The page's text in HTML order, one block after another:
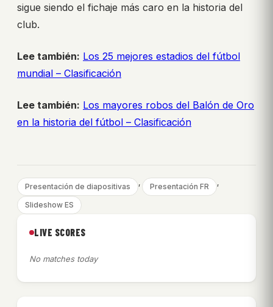
sigue siendo el fichaje más caro en la historia del
club.
Lee también: Los 25 mejores estadios del fútbol
mundial – Clasificación
Lee también: Los mayores robos del Balón de Oro
en la historia del fútbol – Clasificación
Presentación de diapositivas , Presentación FR ,
Slideshow ES
LIVE SCORES
No matches today